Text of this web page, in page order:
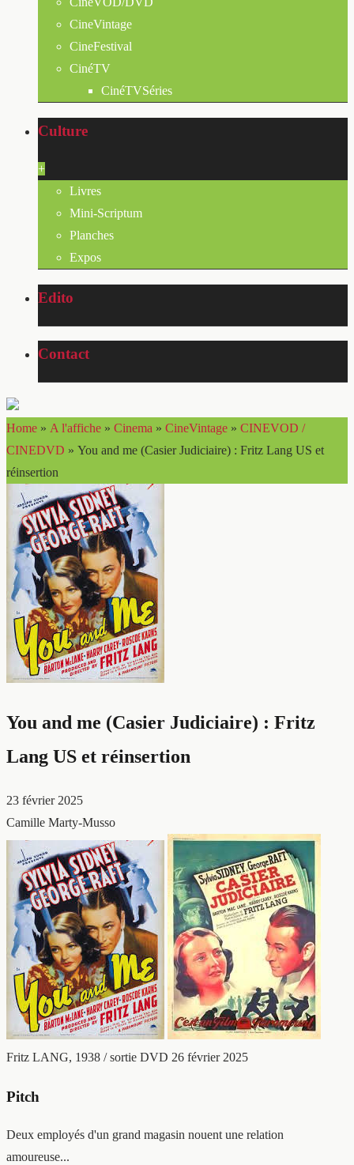
CineVintage
CineFestival
CinéTV
CinéTVSéries
Culture
+
Livres
Mini-Scriptum
Planches
Expos
Edito
Contact
Home » A l'affiche » Cinema » CineVintage » CINEVOD /
CINEDVD » You and me (Casier Judiciaire) : Fritz Lang US et
réinsertion
You and me (Casier Judiciaire) : Fritz
Lang US et réinsertion
23 février 2025
Camille Marty-Musso
Fritz LANG, 1938 / sortie DVD 26 février 2025
Pitch
Deux employés d'un grand magasin nouent une relation
amoureuse...